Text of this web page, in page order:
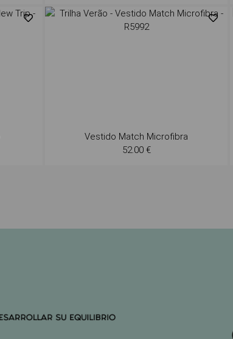
Vestido Match Microfibra
52.00 €